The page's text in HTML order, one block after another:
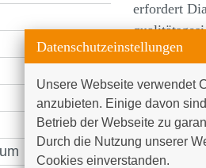
erfordert
Daher
und
diese
Datenschutzeinstellungen
Unsere Webseite verwendet
anzubieten. Einige davon
Betrieb der Webseite zu
Durch die Nutzung unserer
Cookies einverstanden.